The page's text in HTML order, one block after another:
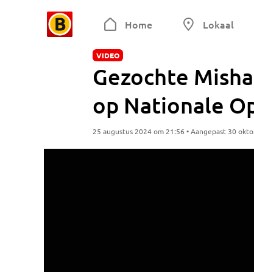
Home Lokaal
VIDEO
Gezochte
op Nationale
25 augustus 2024 om 21:56 • Aangepast 30